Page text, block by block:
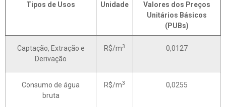
Tipos de Usos Unidade
Valores dos Preços
Unitários Básicos
(PUBs)
Captação, Extração e
Derivação
R$/m3 0,0127
Consumo de água
bruta
R$/m3 0,0255